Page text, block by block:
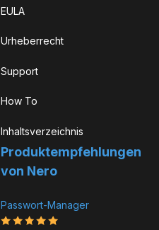
EULA
Urheberrecht
Support
How To
Inhaltsverzeichnis
Produkt­­empfehlungen
von Nero
Passwort-Manager